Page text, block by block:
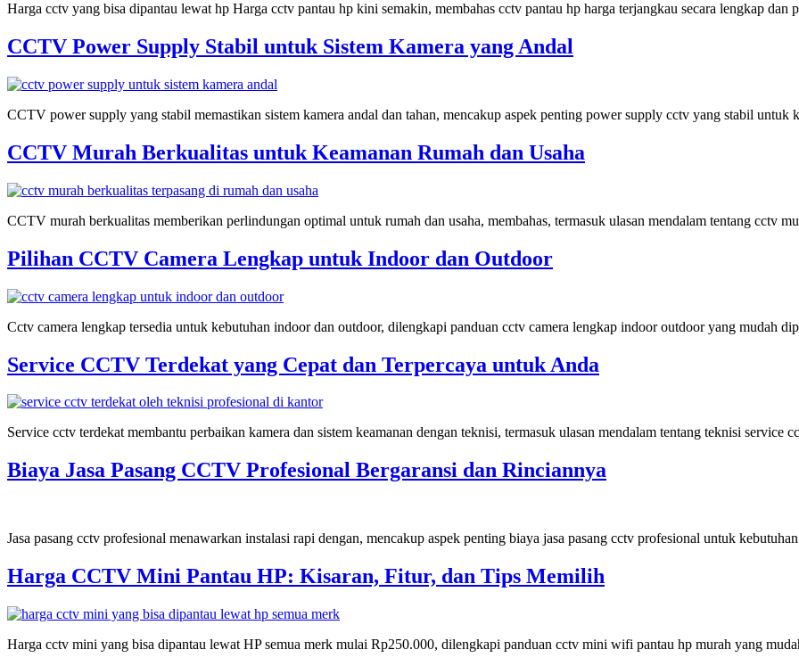
Harga cctv yang bisa dipantau lewat hp Harga cctv pantau hp kini semakin, membahas cctv pantau hp harga terjangkau secara lengkap dan
CCTV Power Supply Stabil untuk Sistem Kamera yang Andal
CCTV power supply yang stabil memastikan sistem kamera andal dan tahan, mencakup aspek penting power supply cctv yang stabil
CCTV Murah Berkualitas untuk Keamanan Rumah dan Usaha
CCTV murah berkualitas memberikan perlindungan optimal untuk rumah dan usaha, membahas, termasuk ulasan mendalam tentang cctv
Pilihan CCTV Camera Lengkap untuk Indoor dan Outdoor
Cctv camera lengkap tersedia untuk kebutuhan indoor dan outdoor, dilengkapi panduan cctv camera lengkap indoor outdoor yang mudah
Service CCTV Terdekat yang Cepat dan Terpercaya untuk Anda
Service cctv terdekat membantu perbaikan kamera dan sistem keamanan dengan teknisi, termasuk ulasan mendalam tentang teknisi service
Biaya Jasa Pasang CCTV Profesional Bergaransi dan Rinciannya
Jasa pasang cctv profesional menawarkan instalasi rapi dengan, mencakup aspek penting biaya jasa pasang cctv profesional untuk
Harga CCTV Mini Pantau HP: Kisaran, Fitur, dan Tips Memilih
Harga cctv mini yang bisa dipantau lewat HP semua merk mulai Rp250.000, dilengkapi panduan cctv mini wifi pantau hp murah yang